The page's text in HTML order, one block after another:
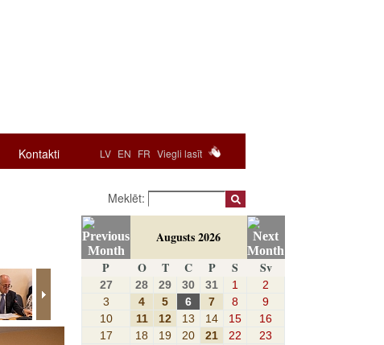
LV EN FR Viegli lasīt
Kontakti
Meklēt:
Augusts 2026
P
O T C P S Sv
27 28 29 30 31 1
2
3
4 5 6 7 8
9
10
11 12 13 14 15
16
17
18 19 20 21 22
23